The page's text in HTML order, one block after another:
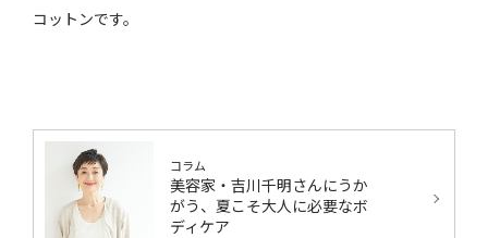
コットンです。
コラム
美容家・吉川千明さんにうか
がう、夏こそ大人に必要なボ
ディケア